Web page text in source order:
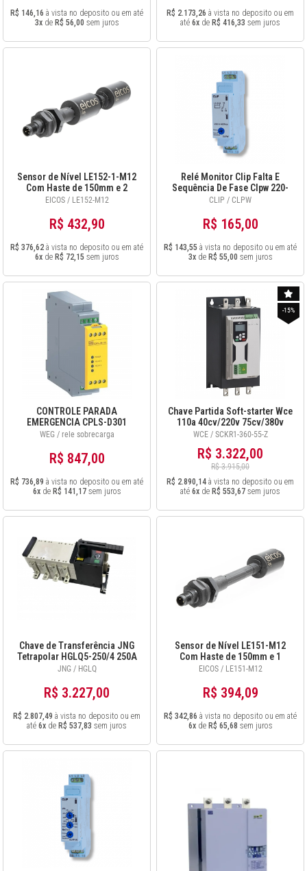
R$ 146,16 à vista no deposito ou em até
3xde R$ 56,00 sem juros
R$ 2.173,26 à vista no deposito ou em
até 6x de R$ 416,33 sem juros
Sensor de Nível LE152-1-M12
Com Haste de 150mm e 2
Pontos de Detecção
EICOS / LE152-M12
R$ 432,90
R$ 376,62 à vista no deposito ou em até
6xde R$ 72,15sem juros
Relé Monitor Clip Falta E
Sequência De Fase Clpw 220-
480vac
CLIP / CLPW
R$ 165,00
R$ 143,55 à vista no deposito ou em até
3xde R$ 55,00 sem juros
CONTROLE PARADA
EMERGENCIA CPLS-D301
WEG / rele sobrecarga
R$ 847,00
R$ 736,89 à vista no deposito ou em até
6xde R$ 141,17sem juros
-15%
Chave Partida Soft-starter Wce
110a 40cv/220v 75cv/380v
com Ihm SCKR1-360-55-Z
WCE / SCKR1-360-55-Z
R$ 3.322,00
R$ 3.915,00
R$ 2.890,14 à vista no deposito ou em
até 6x de R$ 553,67 sem juros
Chave de Transferência JNG
Tetrapolar HGLQ5-250/4 250A
JNG / HGLQ
R$ 3.227,00
R$ 2.807,49 à vista no deposito ou em
até 6x de R$ 537,83 sem juros
Sensor de Nível LE151-M12
Com Haste de 150mm e 1
Ponto de Detecção
EICOS / LE151-M12
R$ 394,09
R$ 342,86 à vista no deposito ou em até
6xde R$ 65,68 sem juros